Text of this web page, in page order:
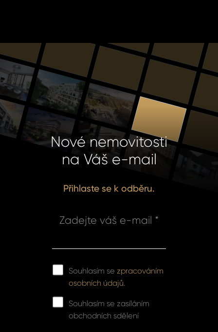
Nové nemovitosti
na Váš e-mail
Přihlaste se k odběru.
Zadejte váš e-mail *
Souhlasím se zpracováním
osobních údajů.
Souhlasím se zasíláním
obchodních sdělení